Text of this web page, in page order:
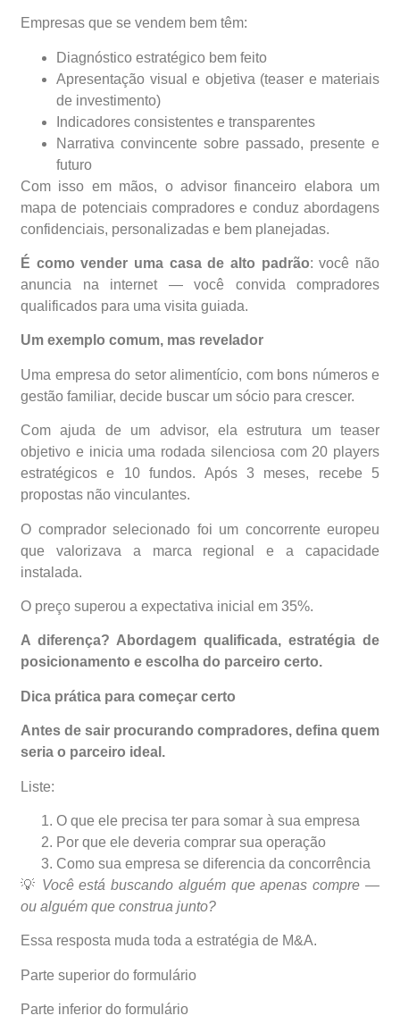
Empresas que se vendem bem têm:
Diagnóstico estratégico bem feito
Apresentação visual e objetiva (teaser e materiais
de investimento)
Indicadores consistentes e transparentes
Narrativa convincente sobre passado, presente e
futuro
Com isso em mãos, o advisor financeiro elabora um
mapa de potenciais compradores e conduz abordagens
confidenciais, personalizadas e bem planejadas.
É como vender uma casa de alto padrão: você não
anuncia na internet — você convida compradores
qualificados para uma visita guiada.
Um exemplo comum, mas revelador
Uma empresa do setor alimentício, com bons números e
gestão familiar, decide buscar um sócio para crescer.
Com ajuda de um advisor, ela estrutura um teaser
objetivo e inicia uma rodada silenciosa com 20 players
estratégicos e 10 fundos. Após 3 meses, recebe 5
propostas não vinculantes.
O comprador selecionado foi um concorrente europeu
que valorizava a marca regional e a capacidade
instalada.
O preço superou a expectativa inicial em 35%.
A diferença? Abordagem qualificada, estratégia de
posicionamento e escolha do parceiro certo.
Dica prática para começar certo
Antes de sair procurando compradores, defina quem
seria o parceiro ideal.
Liste:
O que ele precisa ter para somar à sua empresa
Por que ele deveria comprar sua operação
Como sua empresa se diferencia da concorrência
💡 Você está buscando alguém que apenas compre —
ou alguém que construa junto?
Essa resposta muda toda a estratégia de M&A.
Parte superior do formulário
Parte inferior do formulário